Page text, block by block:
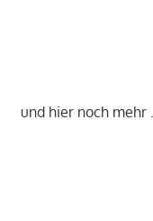
und hier noch mehr …